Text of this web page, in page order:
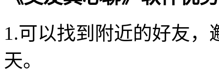
1.可以找到附近的好友
天。